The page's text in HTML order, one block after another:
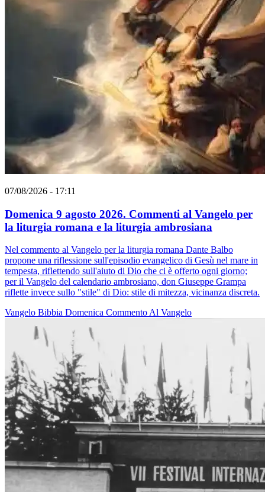
07/08/2026 - 17:11
Domenica 9 agosto 2026. Commenti al Vangelo per
la liturgia romana e la liturgia ambrosiana
Nel commento al Vangelo per la liturgia romana Dante Balbo
propone una riflessione sull'episodio evangelico di Gesù nel mare in
tempesta, riflettendo sull'aiuto di Dio che ci è offerto ogni giorno;
per il Vangelo del calendario ambrosiano, don Giuseppe Grampa
riflette invece sullo "stile" di Dio: stile di mitezza, vicinanza discreta.
Vangelo Bibbia Domenica Commento Al Vangelo